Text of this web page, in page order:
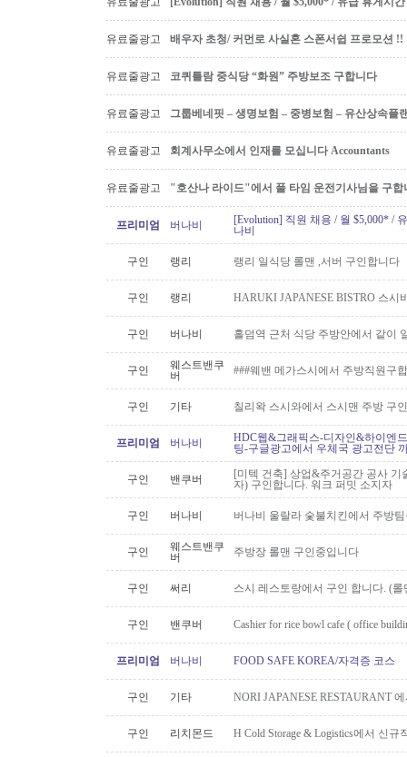
유료줄광고 배우자 초청/ 커먼로 사실혼 스폰서쉽 프로모션 !!
유료줄광고 코퀴틀람 중식당 “화원” 주방보조 구합니다
유료줄광고 그룹베네핏 – 생명보험 – 중병보험 – 유산상속플
유료줄광고 회계사무소에서 인재를 모십니다 Accountants
유료줄광고 "호산나 라이드"에서 풀 타임 운전기사님을 구합
프리미엄 버나비
[Evolution] 직원 채용 / 월 $5,000* /
나비
구인 랭리 랭리 일식당 롤맨 ,서버 구인합니다
구인 랭리 HARUKI JAPANESE BISTRO 스시
구인 버나비 홀덤역 근처 식당 주방안에서 같이
구인
웨스트밴쿠
버
###웨밴 메가스시에서 주방직원구
구인 기타 칠리왁 스시와에서 스시맨 주방 구
프리미엄 버나비
HDC웹&그래픽스-디자인&하이엔
팅-구글광고에서 우체국 광고전단
구인 밴쿠버
[미텍 건축] 상업&주거공간 공사
자) 구인합니다. 워크 퍼밋 소지자
구인 버나비 버나비 울랄라 숯불치킨에서 주방
구인
웨스트밴쿠
버
주방장 롤맨 구인중입니다
구인 써리 스시 레스토랑에서 구인 합니다. (롤
구인 밴쿠버 Cashier for rice bowl cafe ( office
프리미엄 버나비 FOOD SAFE KOREA/자격증 코스
구인 기타 NORI JAPANESE RESTAURANT
구인 리치몬드 H Cold Storage & Logistics에서 신규